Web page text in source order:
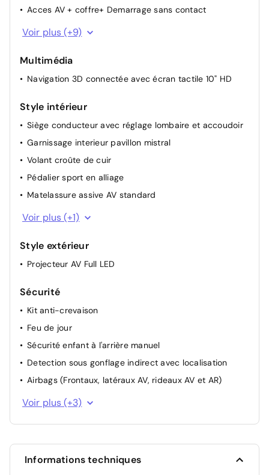
Acces AV + coffre+ Demarrage sans contact
Siège passager réglable en hauteur
Lève-vitres AR électriques
Miroir de courtoisie occultable sans éclairage
Lève vitres AV électriques et séquentiels
Rétroviseur intérieur Jour / Nuit Electrochrome
Allumage automatique des feux
Pochettes de rangement à l'AR des sièges AV
Voir plus (+9)
Multimédia
Navigation 3D connectée avec écran tactile 10" HD
Style intérieur
Siège conducteur avec réglage lombaire et accoudoir
Garnissage interieur pavillon mistral
Volant croûte de cuir
Pédalier sport en alliage
Matelassure assive AV standard
Sellerie Cuir Alcantara
Voir plus (+1)
Style extérieur
Projecteur AV Full LED
Sécurité
Kit anti-crevaison
Feu de jour
Sécurité enfant à l'arrière manuel
Detection sous gonflage indirect avec localisation
Airbags (Frontaux, latéraux AV, rideaux AV et AR)
Essuie-vitre avant avec capteur de pluie
pour ancrage de sièges enfant
Contrôle électronique de trajectoire ESP
Voir plus (+3)
Informations techniques